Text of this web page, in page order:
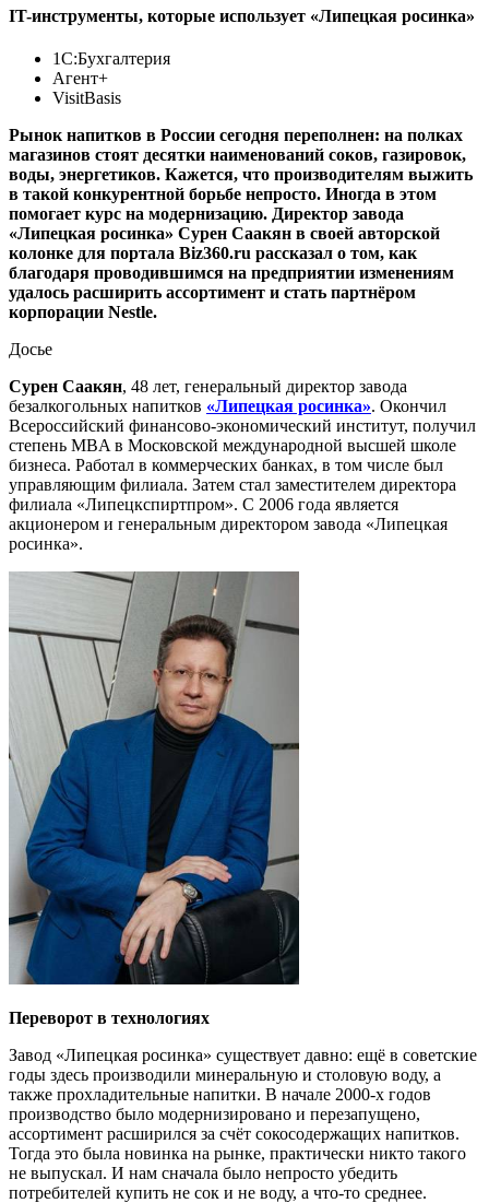
IT-инструменты, которые использует «Липецкая росинка»
1С:Бухгалтерия
Агент+
VisitBasis
Рынок напитков в России сегодня переполнен: на полках
магазинов стоят десятки наименований соков, газировок,
воды, энергетиков. Кажется, что производителям выжить
в такой конкурентной борьбе непросто. Иногда в этом
помогает курс на модернизацию. Директор завода
«Липецкая росинка» Сурен Саакян в своей авторской
колонке для портала Biz360.ru рассказал о том, как
благодаря проводившимся на предприятии изменениям
удалось расширить ассортимент и стать партнёром
корпорации Nestle.
Досье
Сурен Саакян, 48 лет, генеральный директор завода
безалкогольных напитков «Липецкая росинка». Окончил
Всероссийский финансово-экономический институт, получил
степень MBA в Московской международной высшей школе
бизнеса. Работал в коммерческих банках, в том числе был
управляющим филиала. Затем стал заместителем директора
филиала «Липецкспиртпром». С 2006 года является
акционером и генеральным директором завода «Липецкая
росинка».
Переворот в технологиях
Завод «Липецкая росинка» существует давно: ещё в советские
годы здесь производили минеральную и столовую воду, а
также прохладительные напитки. В начале 2000-х годов
производство было модернизировано и перезапущено,
ассортимент расширился за счёт сокосодержащих напитков.
Тогда это была новинка на рынке, практически никто такого
не выпускал. И нам сначала было непросто убедить
потребителей купить не сок и не воду, а что-то среднее.